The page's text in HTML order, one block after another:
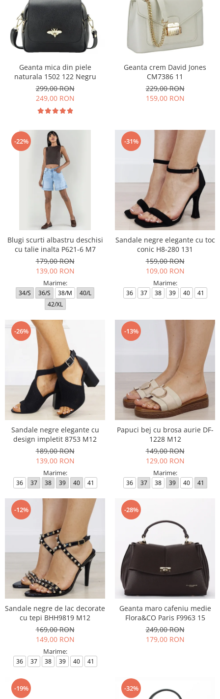
Geanta mica din piele
naturala 1502 122 Negru
299,00 RON
249,00 RON
Geanta crem David Jones
CM7386 11
229,00 RON
159,00 RON
-22%
Blugi scurti albastru deschisi
cu talie inalta P621-6 M7
179,00 RON
139,00 RON
Marime:
34/S 36/S 38/M
40/L
42/XL
-31%
Sandale negre elegante cu toc
conic H8-280 131
159,00 RON
109,00 RON
Marime:
36 37 38 39 40 41
-26%
Sandale negre elegante cu
design impletit 8753 M12
189,00 RON
139,00 RON
Marime:
36 37 38 39 40 41
-13%
Papuci bej cu brosa aurie DF-
1228 M12
149,00 RON
129,00 RON
Marime:
36 37 38 39 40 41
-12%
Sandale negre de lac decorate
cu tepi BHH9819 M12
169,00 RON
149,00 RON
Marime:
36 37 38 39 40 41
-28%
Geanta maro cafeniu medie
Flora&CO Paris F9963 15
249,00 RON
179,00 RON
-19% -32%